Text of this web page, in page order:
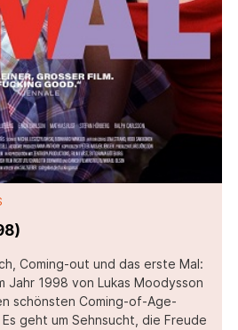
Coming-out und das erste Mal:
Jahr 1998 von Lukas Moodysson
schönsten Coming-of-Age-
geht um Sehnsucht, die Freude